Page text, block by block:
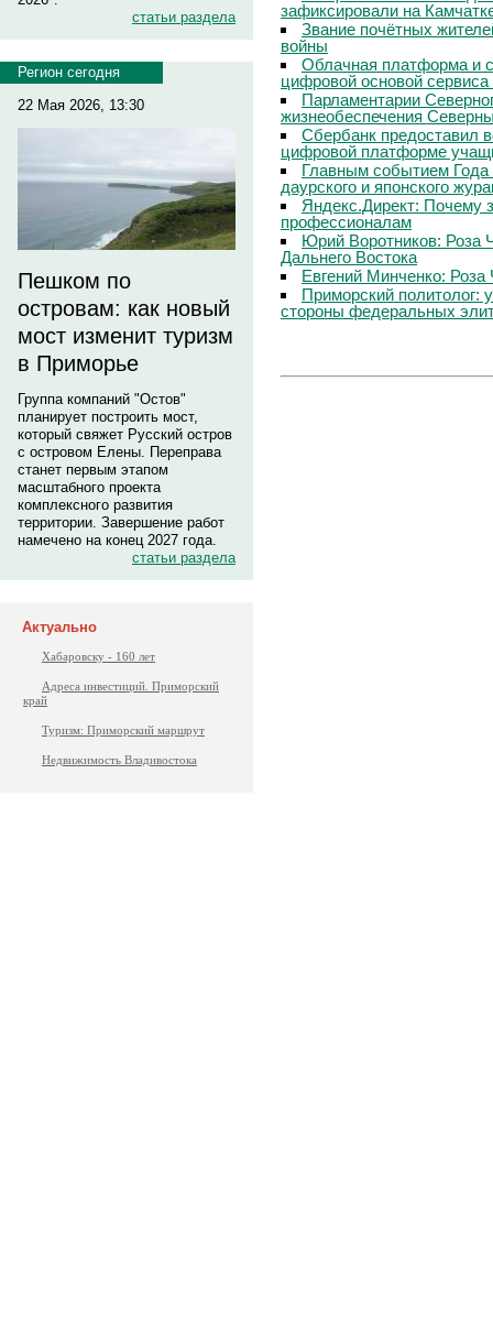
статьи раздела
Регион сегодня
22 Мая 2026, 13:30
Пешком по
островам: как новый
мост изменит туризм
в Приморье
Группа компаний "Остов"
планирует построить мост,
который свяжет Русский остров
с островом Елены. Переправа
станет первым этапом
масштабного проекта
комплексного развития
территории. Завершение работ
намечено на конец 2027 года.
статьи раздела
Актуально
Хабаровску - 160 лет
Адреса инвестиций. Приморский
край
Туризм: Приморский маршрут
Недвижимость Владивостока
зафиксировали на
Звание почётных
войны
Облачная платформа и
цифровой основой
Парламентарии
жизнеобеспечения
Сбербанк предоставил
цифровой платформе
Главным событием
даурского и японского
Яндекс.Директ: Почему
профессионалам
Юрий Воротников: Роза
Дальнего Востока
Евгений Минченко: Роза
Приморский политолог:
стороны федеральных